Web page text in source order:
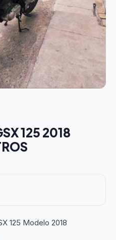
125 2018
125 Modelo 2018